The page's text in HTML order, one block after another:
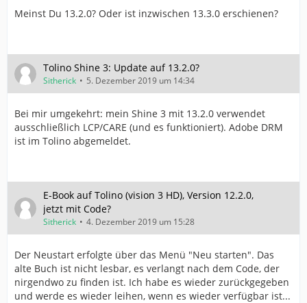
Meinst Du 13.2.0? Oder ist inzwischen 13.3.0 erschienen?
Tolino Shine 3: Update auf 13.2.0?
Sitherick 5. Dezember 2019 um 14:34
Bei mir umgekehrt: mein Shine 3 mit 13.2.0 verwendet
ausschließlich LCP/CARE (und es funktioniert). Adobe DRM
ist im Tolino abgemeldet.
E-Book auf Tolino (vision 3 HD), Version 12.2.0,
jetzt mit Code?
Sitherick 4. Dezember 2019 um 15:28
Der Neustart erfolgte über das Menü "Neu starten". Das
alte Buch ist nicht lesbar, es verlangt nach dem Code, der
nirgendwo zu finden ist. Ich habe es wieder zurückgegeben
und werde es wieder leihen, wenn es wieder verfügbar ist...